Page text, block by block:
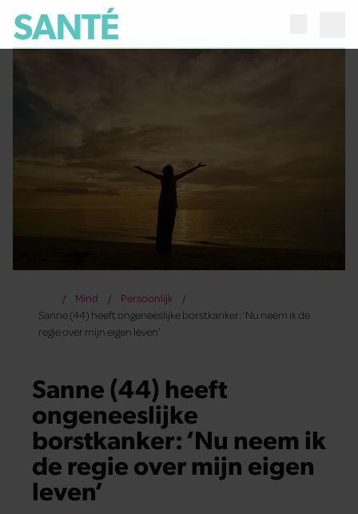
Mind
Persoonlijk
Sanne (44) heeft ongeneeslijke borstkanker: ‘Nu neem ik de
regie over mijn eigen leven’
Sanne (44) heeft
ongeneeslijke
borstkanker: ‘Nu neem ik
de regie over mijn eigen
leven’